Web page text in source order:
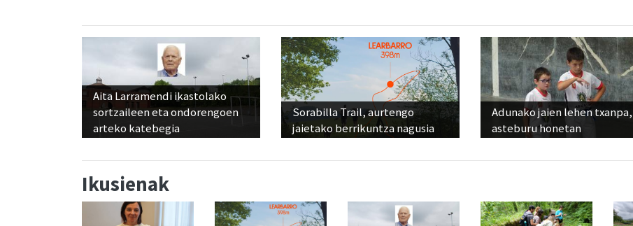
Aita Larramendi ikastolako
sortzaileen eta ondorengoen
arteko katebegia
Sorabilla Trail, aurtengo
jaietako berrikuntza nagusia
Adunako jaien lehen txanpa,
asteburu honetan
Ikusienak